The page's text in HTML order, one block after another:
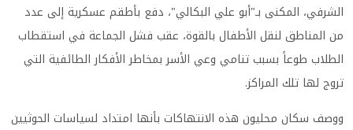
الشرفي، المكنى بـ"أبو علي البكالي"، دفع بأطقم عسكرية إلى عدد
من المناطق لنقل الأطفال بالقوة، عقب فشل الجماعة في استقطاب
الطلاب طوعاً بسبب تنامي وعي الأسر بمخاطر الأفكار الطائفية التي
تروج لها تلك المراكز.
ووصف سكان محليون هذه الانتهاكات بأنها امتداد لسياسات الحوثيين